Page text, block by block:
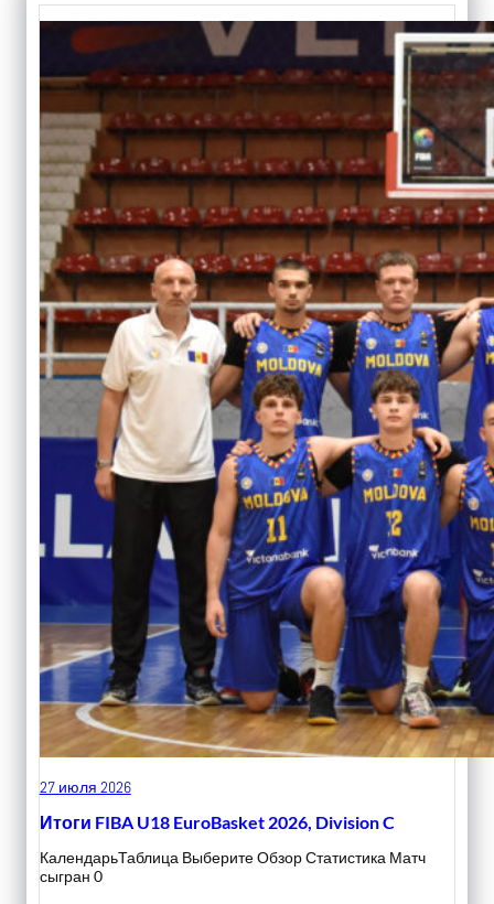
27 июля 2026
Итоги FIBA U18 EuroBasket 2026, Division C
КалендарьТаблица Выберите Обзор Статистика Матч
сыгран 0